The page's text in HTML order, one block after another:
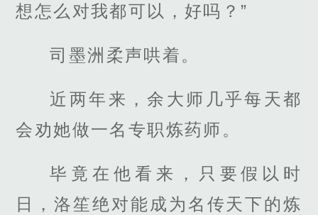
想怎么对我都可以，好吗？”
司墨洲柔声哄着。
近两年来，余大师几乎每天都
会劝她做一名专职炼药师。
毕竟在他看来，只要假以时
日，洛笙绝对能成为名传天下的炼